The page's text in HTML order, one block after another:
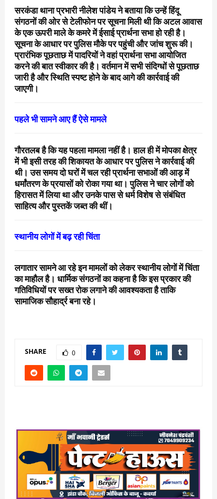
सरकंडा थाना प्रभारी नीलेश पांडेय ने बताया कि उन्हें हिंदू
संगठनों की ओर से टेलीफोन पर सूचना मिली थी कि अटल आवास
के एक ऊपरी माले के कमरे में ईसाई प्रार्थना सभा हो रही है।
सूचना के आधार पर पुलिस मौके पर पहुंची और जांच शुरू की।
प्रारंभिक पूछताछ में पादरियों ने वहां प्रार्थना सभा आयोजित
करने की बात स्वीकार की है। वर्तमान में सभी संदिग्धों से पूछताछ
जारी है और स्थिति स्पष्ट होने के बाद आगे की कार्रवाई की
जाएगी।
पहले भी सामने आए हैं ऐसे मामले
गौरतलब है कि यह पहला मामला नहीं है। हाल ही में मोपका क्षेत्र
में भी इसी तरह की शिकायत के आधार पर पुलिस ने कार्रवाई की
थी। उस समय दो घरों में चल रही प्रार्थना सभाओं की आड़ में
धर्मांतरण के प्रयासों को रोका गया था। पुलिस ने चार लोगों को
हिरासत में लिया था और उनके पास से धर्म विशेष से संबंधित
साहित्य और पुस्तकें जब्त की थीं।
स्थानीय लोगों में बढ़ रही चिंता
लगातार सामने आ रहे इन मामलों को लेकर स्थानीय लोगों में चिंता
का माहौल है। धार्मिक संगठनों का कहना है कि इस प्रकार की
गतिविधियों पर सख्त रोक लगाने की आवश्यकता है ताकि
सामाजिक सौहार्द्र बना रहे।
SHARE 0